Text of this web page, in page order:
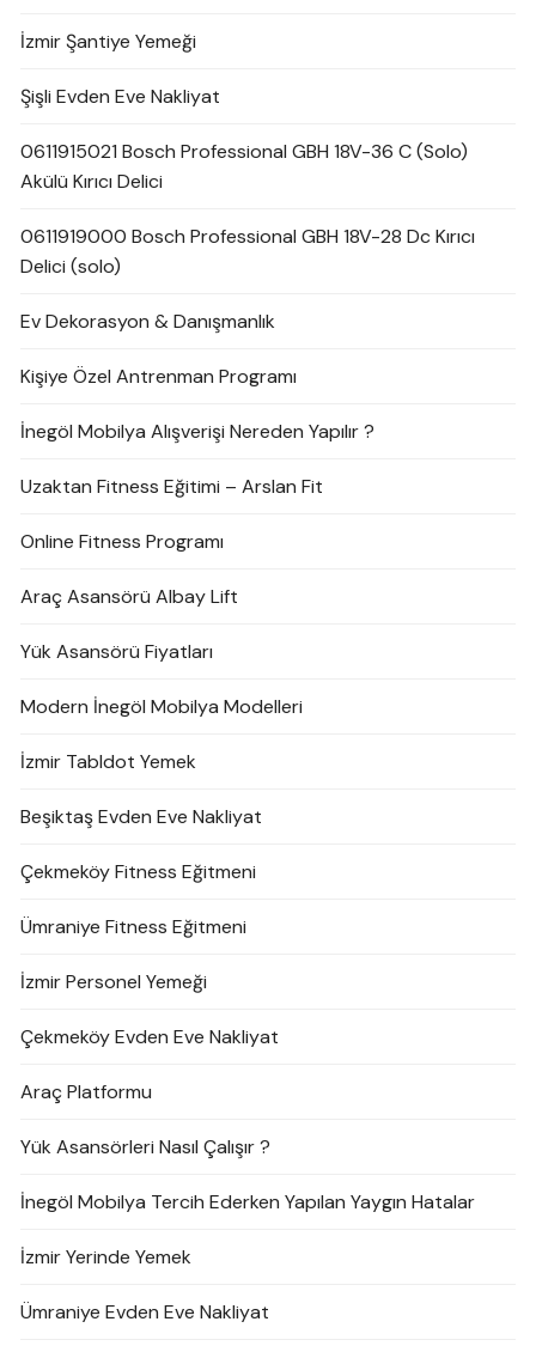
İzmir Şantiye Yemeği
Şişli Evden Eve Nakliyat
0611915021 Bosch Professional GBH 18V-36 C (Solo)
Akülü Kırıcı Delici
0611919000 Bosch Professional GBH 18V-28 Dc Kırıcı
Delici (solo)
Ev Dekorasyon & Danışmanlık
Kişiye Özel Antrenman Programı
İnegöl Mobilya Alışverişi Nereden Yapılır ?
Uzaktan Fitness Eğitimi – Arslan Fit
Online Fitness Programı
Araç Asansörü Albay Lift
Yük Asansörü Fiyatları
Modern İnegöl Mobilya Modelleri
İzmir Tabldot Yemek
Beşiktaş Evden Eve Nakliyat
Çekmeköy Fitness Eğitmeni
Ümraniye Fitness Eğitmeni
İzmir Personel Yemeği
Çekmeköy Evden Eve Nakliyat
Araç Platformu
Yük Asansörleri Nasıl Çalışır ?
İnegöl Mobilya Tercih Ederken Yapılan Yaygın Hatalar
İzmir Yerinde Yemek
Ümraniye Evden Eve Nakliyat